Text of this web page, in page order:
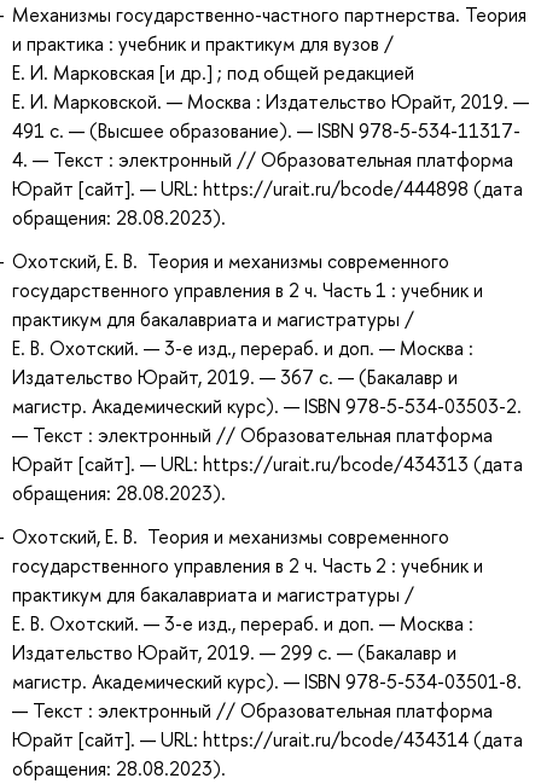
Механизмы государственно-частного партнерства. Теория
и практика : учебник и практикум для вузов /
Е. И. Марковская [и др.] ; под общей редакцией
Е. И. Марковской. — Москва : Издательство Юрайт, 2019. —
491 с. — (Высшее образование). — ISBN 978-5-534-11317-
4. — Текст : электронный // Образовательная платформа
Юрайт [сайт]. — URL: https://urait.ru/bcode/444898 (дата
обращения: 28.08.2023).
Охотский, Е. В. Теория и механизмы современного
государственного управления в 2 ч. Часть 1 : учебник и
практикум для бакалавриата и магистратуры /
Е. В. Охотский. — 3-е изд., перераб. и доп. — Москва :
Издательство Юрайт, 2019. — 367 с. — (Бакалавр и
магистр. Академический курс). — ISBN 978-5-534-03503-2.
— Текст : электронный // Образовательная платформа
Юрайт [сайт]. — URL: https://urait.ru/bcode/434313 (дата
обращения: 28.08.2023).
Охотский, Е. В. Теория и механизмы современного
государственного управления в 2 ч. Часть 2 : учебник и
практикум для бакалавриата и магистратуры /
Е. В. Охотский. — 3-е изд., перераб. и доп. — Москва :
Издательство Юрайт, 2019. — 299 с. — (Бакалавр и
магистр. Академический курс). — ISBN 978-5-534-03501-8.
— Текст : электронный // Образовательная платформа
Юрайт [сайт]. — URL: https://urait.ru/bcode/434314 (дата
обращения: 28.08.2023).